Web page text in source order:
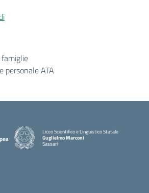
personale ATA
Liceo Scientifico e Linguistico Statale
Guglielmo Marconi
Sassari